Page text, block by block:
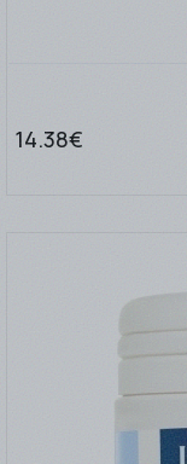
14.38€